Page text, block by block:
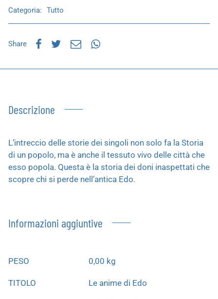
Categoria: Tutto
Share
Descrizione
L’intreccio delle storie dei singoli non solo fa la Storia
di un popolo, ma è anche il tessuto vivo delle città che
esso popola. Questa è la storia dei doni inaspettati che
scopre chi si perde nell’antica Edo.
Informazioni aggiuntive
PESO 0,00 kg
TITOLO Le anime di Edo